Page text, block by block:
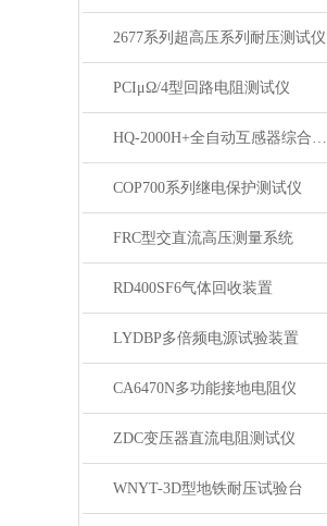
2677系列超高压系列耐压测试仪
PCIμΩ/4型回路电阻测试仪
HQ-2000H+全自动互感器综合测试仪
COP700系列继电保护测试仪
FRC型交直流高压测量系统
RD400SF6气体回收装置
LYDBP多倍频电源试验装置
CA6470N多功能接地电阻仪
ZDC变压器直流电阻测试仪
WNYT-3D型地铁耐压试验台